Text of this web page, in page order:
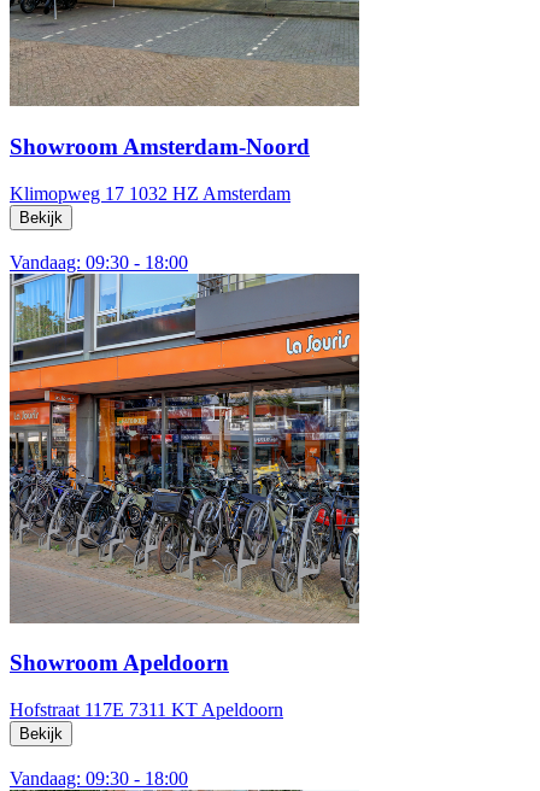
Showroom Amsterdam-Noord
Klimopweg 17 1032 HZ Amsterdam
Bekijk
Vandaag: 09:30 - 18:00
Showroom Apeldoorn
Hofstraat 117E 7311 KT Apeldoorn
Bekijk
Vandaag: 09:30 - 18:00